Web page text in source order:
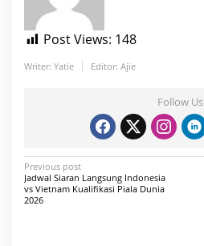
Post Views: 148
Writer: Yatie Editor: Ajie
Follow Us
P
o
Previous post
Jadwal Siaran Langsung Indonesia
vs Vietnam Kualifikasi Piala Dunia
2026